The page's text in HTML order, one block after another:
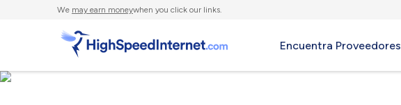
We may earn moneywhen you click our links.
Encuentra Proveedores